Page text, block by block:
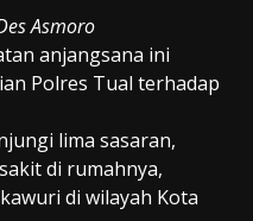
Asmoro
anjangsana ini
Polres Tual terhadap
lima sasaran,
di rumahnya,
di wilayah Kota